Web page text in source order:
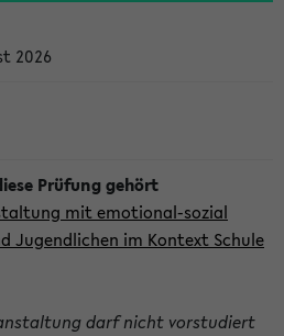
2026
mit emotional-sozial
Jugendlichen im Kontext Schule
darf nicht vorstudiert